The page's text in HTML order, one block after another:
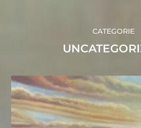
CATEGORIE